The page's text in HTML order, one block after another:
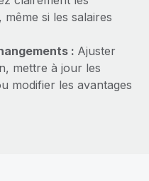
si les salaires
: Ajuster
mettre à jour les
modifier les avantages